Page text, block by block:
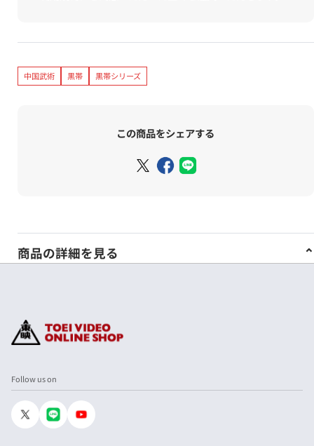
中国武術 黒帯 黒帯シリーズ
この商品をシェアする
商品の詳細を見る
Follow us on